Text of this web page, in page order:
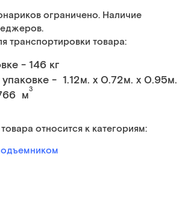
ограничено. Наличие
транспортировки товара:
- 146 кг
- 1.12м. x 0.72м. x 0.95м.
м3
относится к категориям: